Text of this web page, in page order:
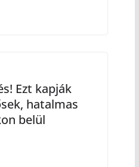
Ezt kapják
hatalmas
belül